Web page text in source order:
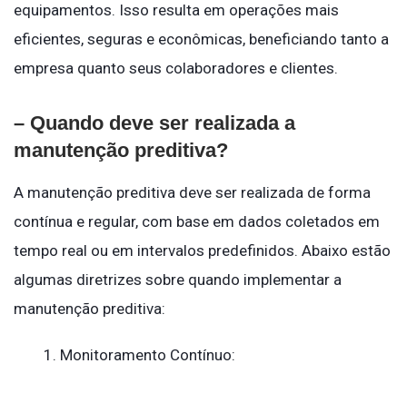
equipamentos. Isso resulta em operações mais
eficientes, seguras e econômicas, beneficiando tanto a
empresa quanto seus colaboradores e clientes.
– Quando deve ser realizada a
manutenção preditiva?
A manutenção preditiva deve ser realizada de forma
contínua e regular, com base em dados coletados em
tempo real ou em intervalos predefinidos. Abaixo estão
algumas diretrizes sobre quando implementar a
manutenção preditiva:
Monitoramento Contínuo: